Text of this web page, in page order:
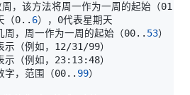
该方法将周一作为一周的起始（01
（0.. 6
，周一作为一周的起始（00.. 53
，范围（00.. 99